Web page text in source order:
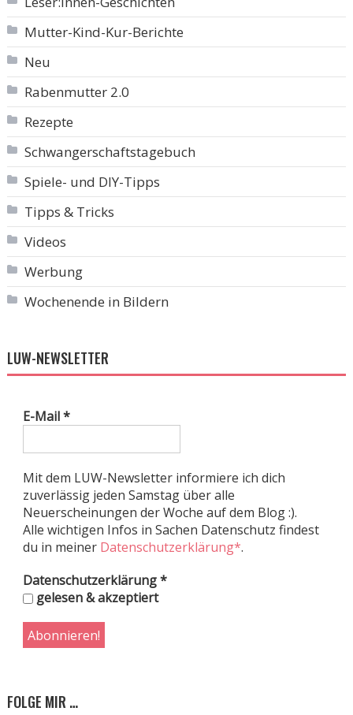
Mutter-Kind-Kur-Berichte
Neu
Rabenmutter 2.0
Rezepte
Schwangerschaftstagebuch
Spiele- und DIY-Tipps
Tipps & Tricks
Videos
Werbung
Wochenende in Bildern
LUW-NEWSLETTER
E-Mail*
Mit dem LUW-Newsletter informiere ich dich
zuverlässig jeden Samstag über alle
Neuerscheinungen der Woche auf dem Blog :).
Alle wichtigen Infos in Sachen Datenschutz findest
du in meiner Datenschutzerklärung*.
Datenschutzerklärung*
gelesen & akzeptiert
FOLGE MIR …